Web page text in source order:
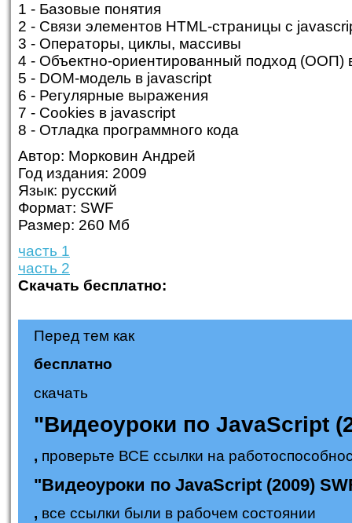
1 - Базовые понятия
2 - Связи элементов HTML-страницы с
3 - Операторы, циклы, массивы
4 - Объектно-ориентированный подход (ООП)
5 - DOM-модель в javascript
6 - Регулярные выражения
7 - Cookies в javascript
8 - Отладка программного кода
Автор: Морковин Андрей
Год издания: 2009
Язык: русский
Формат: SWF
Размер: 260 Мб
часть 1
часть 2
Скачать бесплатно:
Перед тем как
бесплатно
скачать
"Видеоуроки по JavaScript
, проверьте ВСЕ ссылки на
"Видеоуроки по JavaScript (2009)
, все ссылки были в рабочем состоянии